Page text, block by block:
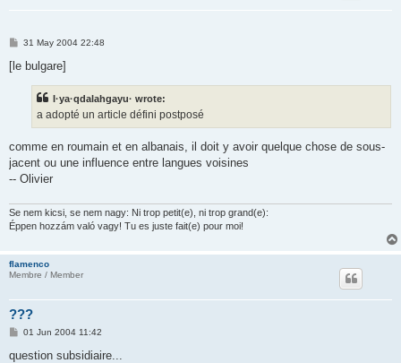
P
s
31 May 2004 22:48
[le bulgare]
I·ya·qdalahgayu· wrote:
a adopté un article défini postposé
comme en roumain et en albanais, il doit y avoir quelque chose de sous-
jacent ou une influence entre langues voisines
-- Olivier
Se nem kicsi, se nem nagy: Ni trop petit(e), ni trop grand(e):
Éppen hozzám való vagy! Tu es juste fait(e) pour moi!
flamenco
Membre / Member
???
P
s
01 Jun 2004 11:42
question subsidiaire...